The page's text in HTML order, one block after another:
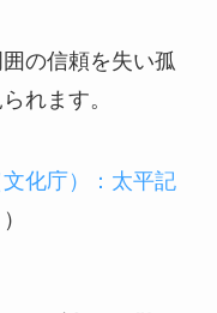
の信頼を失い孤
れます。
化庁）：太平記
）